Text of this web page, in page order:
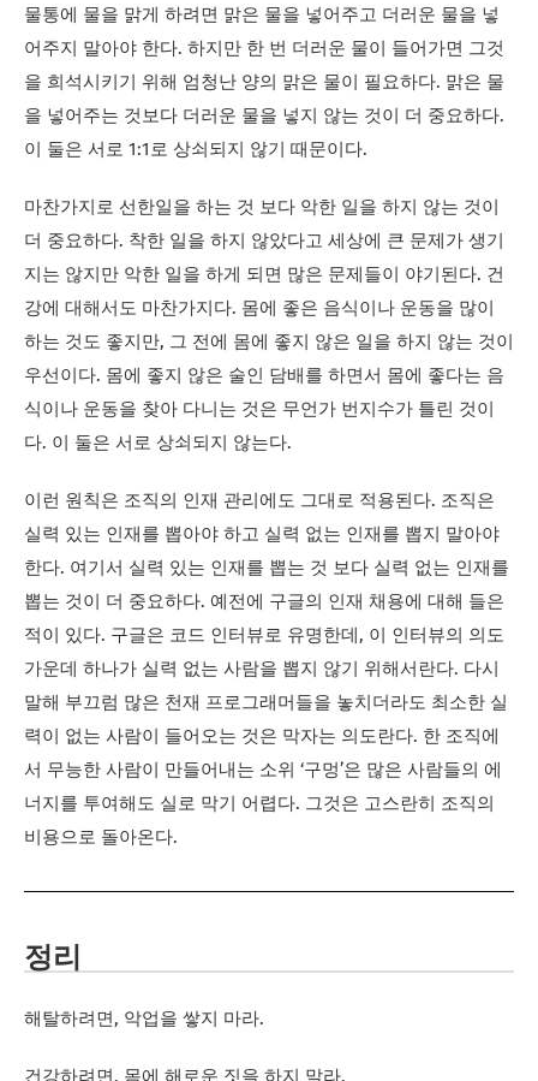
물통에 물을 맑게 하려면 맑은 물을 넣어주고 더러운 물을 넣
어주지 말아야 한다. 하지만 한 번 더러운 물이 들어가면 그것
을 희석시키기 위해 엄청난 양의 맑은 물이 필요하다. 맑은 물
을 넣어주는 것보다 더러운 물을 넣지 않는 것이 더 중요하다.
이 둘은 서로 1:1로 상쇠되지 않기 때문이다.
마찬가지로 선한일을 하는 것 보다 악한 일을 하지 않는 것이
더 중요하다. 착한 일을 하지 않았다고 세상에 큰 문제가 생기
지는 않지만 악한 일을 하게 되면 많은 문제들이 야기된다. 건
강에 대해서도 마찬가지다. 몸에 좋은 음식이나 운동을 많이
하는 것도 좋지만, 그 전에 몸에 좋지 않은 일을 하지 않는 것이
우선이다. 몸에 좋지 않은 술인 담배를 하면서 몸에 좋다는 음
식이나 운동을 찾아 다니는 것은 무언가 번지수가 틀린 것이
다. 이 둘은 서로 상쇠되지 않는다.
이런 원칙은 조직의 인재 관리에도 그대로 적용된다. 조직은
실력 있는 인재를 뽑아야 하고 실력 없는 인재를 뽑지 말아야
한다. 여기서 실력 있는 인재를 뽑는 것 보다 실력 없는 인재를
뽑는 것이 더 중요하다. 예전에 구글의 인재 채용에 대해 들은
적이 있다. 구글은 코드 인터뷰로 유명한데, 이 인터뷰의 의도
가운데 하나가 실력 없는 사람을 뽑지 않기 위해서란다. 다시
말해 부끄럼 많은 천재 프로그래머들을 놓치더라도 최소한 실
력이 없는 사람이 들어오는 것은 막자는 의도란다. 한 조직에
서 무능한 사람이 만들어내는 소위 ‘구멍’은 많은 사람들의 에
너지를 투여해도 실로 막기 어렵다. 그것은 고스란히 조직의
비용으로 돌아온다.
정리
해탈하려면, 악업을 쌓지 마라.
건강하려면, 몸에 해로운 짓을 하지 말라.